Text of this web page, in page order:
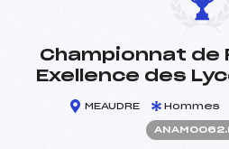
Championnat de
Exellence des
MEAUDRE Hommes